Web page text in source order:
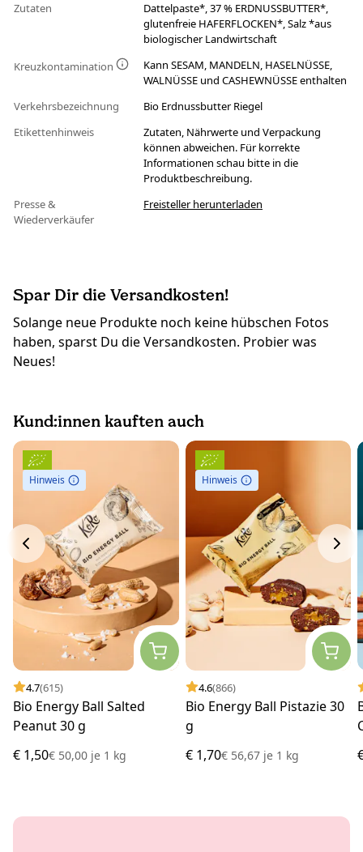
Zutaten
Dattelpaste*, 37 % ERDNUSSBUTTER*,
glutenfreie HAFERFLOCKEN*, Salz *aus
biologischer Landwirtschaft
Kreuzkontamination
Kann SESAM, MANDELN, HASELNÜSSE,
WALNÜSSE und CASHEWNÜSSE enthalten
Verkehrsbezeichnung
Bio Erdnussbutter Riegel
Etikettenhinweis
Zutaten, Nährwerte und Verpackung
können abweichen. Für korrekte
Informationen schau bitte in die
Produktbeschreibung.
Presse &
Wiederverkäufer
Freisteller herunterladen
Spar Dir die Versandkosten!
Solange neue Produkte noch keine hübschen Fotos
haben, sparst Du die Versandkosten. Probier was
Neues!
Kund:innen kauften auch
Hinweis
4.7(615)
Bio Energy Ball Salted
Peanut 30 g
€ 1,50€ 50,00 je 1 kg
Hinweis
4.6(866)
Bio Energy Ball Pistazie 30
g
€ 1,70€ 56,67 je1 kg